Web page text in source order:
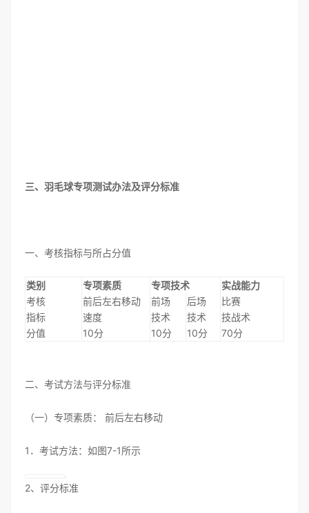
三、羽毛球专项测试办法及评分标准
一、考核指标与所占分值
类别 专项素质 专项技术
实战能力
考核
前后左右移动 前场 后场
比赛
指标
速度 技术 技术
技战术
分值
10分 10分 10分 70分
二、考试方法与评分标准
（一）专项素质： 前后左右移动
1．考试方法：如图7-1所示
2、评分标准